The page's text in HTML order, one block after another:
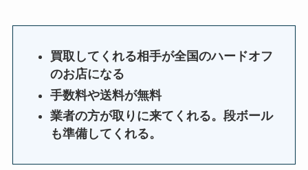
買取してくれる相手が全国のハードオフ
のお店になる
手数料や送料が無料
業者の方が取りに来てくれる。段ボール
も準備してくれる。